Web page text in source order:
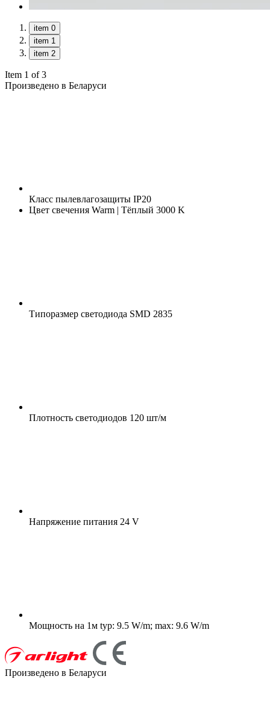
item 0
item 1
item 2
Item 1 of 3
Произведено в Беларуси
Класс пылевлагозащиты IP20
Цвет свечения Warm | Тёплый 3000 K
Типоразмер светодиода SMD 2835
Плотность светодиодов 120 шт/м
Напряжение питания 24 V
Мощность на 1м typ: 9.5 W/m; max: 9.6 W/m
Произведено в Беларуси